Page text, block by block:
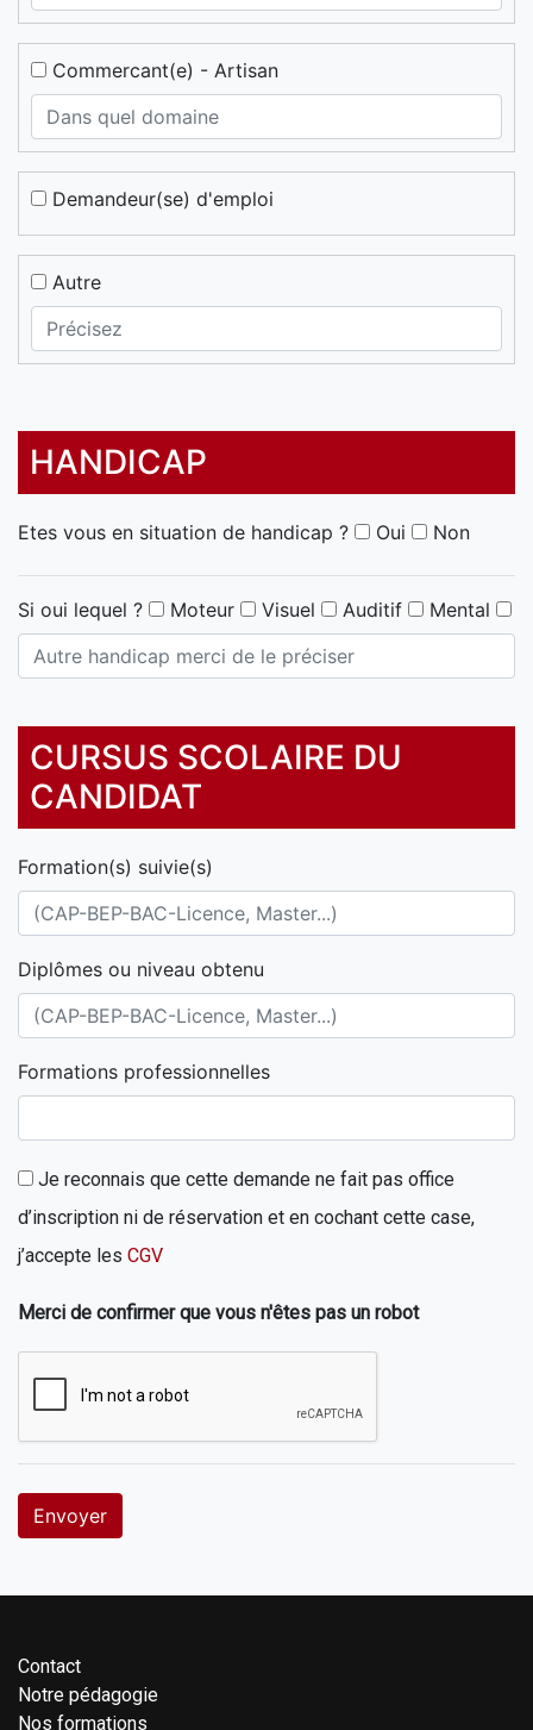
Commercant(e) - Artisan
Demandeur(se) d'emploi
Autre
HANDICAP
Etes vous en situation de handicap ? Oui Non
Si oui lequel ? Moteur Visuel Auditif Mental
CURSUS SCOLAIRE DU
CANDIDAT
Formation(s) suivie(s)
Diplômes ou niveau obtenu
Formations professionnelles
Je reconnais que cette demande ne fait pas office
d’inscription ni de réservation et en cochant cette case,
j’accepte les CGV
Merci de confirmer que vous n'êtes pas un robot
Envoyer
Contact
Notre pédagogie
Nos formations